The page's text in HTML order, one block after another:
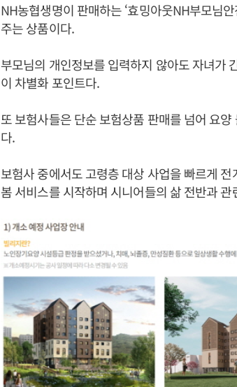
NH농협생명이 판매하는 ‘효밍아웃NH부모님
주는 상품이다.
부모님의 개인정보를 입력하지 않아도 자녀가
이 차별화 포인트다.
또 보험사들은 단순 보험상품 판매를 넘어 요
다.
보험사 중에서도 고령층 대상 사업을 빠르게
봄 서비스를 시작하며 시니어들의 삶 전반과